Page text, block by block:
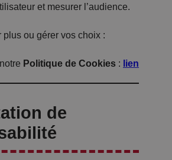
et mesurer l’audience.
plus ou gérer vos choix :
Politique de Cookies : lien
de